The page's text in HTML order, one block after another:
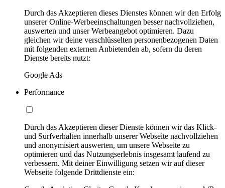
Durch das Akzeptieren dieses Dienstes können wir den Erfolg
unserer Online-Werbeeinschaltungen besser nachvollziehen,
auswerten und unser Werbeangebot optimieren. Dazu
gleichen wir deine verschlüsselten personenbezogenen Daten
mit folgenden externen Anbietenden ab, sofern du deren
Dienste bereits nutzt:
Google Ads
Performance
Durch das Akzeptieren dieser Dienste können wir das Klick-
und Surfverhalten innerhalb unserer Webseite nachvollziehen
und anonymisiert auswerten, um unsere Webseite zu
optimieren und das Nutzungserlebnis insgesamt laufend zu
verbessern. Mit deiner Einwilligung setzen wir auf dieser
Webseite folgende Drittdienste ein: